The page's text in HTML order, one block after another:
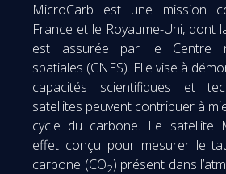
MicroCarb est une mission
France et le Royaume-Uni, dont
est assurée par le Centre
spatiales (CNES). Elle vise à
capacités scientifiques et
satellites peuvent contribuer à
cycle du carbone. Le satellite
effet conçu pour mesurer le
carbone (CO2) présent dans